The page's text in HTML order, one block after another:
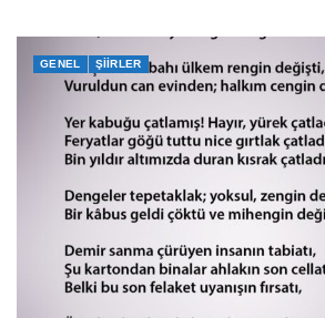
GENEL ŞIIRLER